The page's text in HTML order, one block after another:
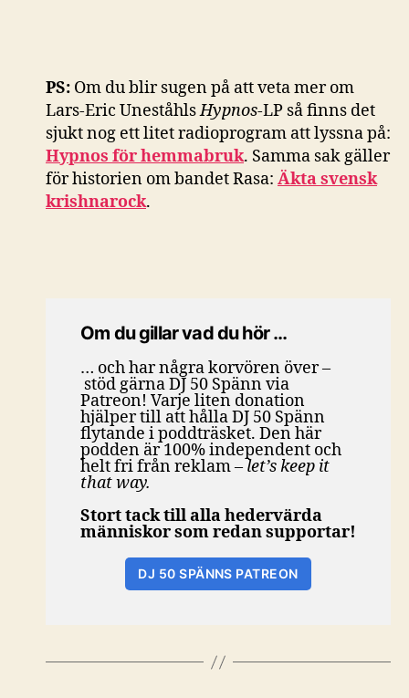
PS: Om du blir sugen på att veta mer om
Lars-Eric UneståhlsHypnos-LP så finns det
sjukt nog ett litet radioprogram att lyssna på:
Hypnos för hemmabruk. Samma sak gäller
för historien om bandet Rasa: Äkta svensk
krishnarock.
Om du gillar vad du hör …
… och har några korvören över –
stöd gärna DJ 50 Spänn via
Patreon! Varje liten donation
hjälper till att hålla DJ 50 Spänn
flytande i poddträsket. Den här
podden är 100% independent och
helt fri från reklam– let’s keep it
that way.
Stort tack till alla hedervärda
människor som redan supportar!
DJ 50 SPÄNNS PATREON